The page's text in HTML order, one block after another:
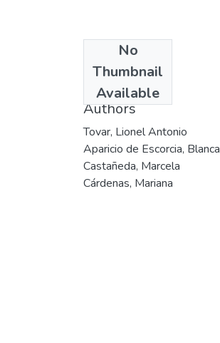
No
Thumbnail
Available
2004
Authors
Tovar, Lionel Antonio
Aparicio de Escorcia, Blanca
Castañeda, Marcela
Cárdenas, Mariana